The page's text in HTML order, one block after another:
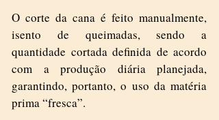
O corte da cana é feito manualmente,
isento de queimadas, sendo a
quantidade cortada definida de acordo
com a produção diária planejada,
garantindo, portanto, o uso da matéria
prima “fresca”.